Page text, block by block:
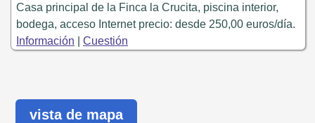
Casa principal de la Finca la Crucita, piscina interior,
bodega, acceso Internet precio: desde 250,00 euros/día.
Información
Cuestión
vista de mapa